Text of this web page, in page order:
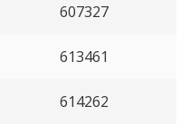
607327
613461
614262